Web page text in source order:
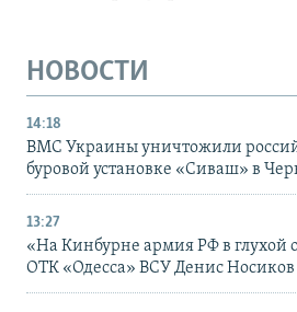
НОВОСТИ
14:18
ВМС Украины уничтожили
буровой установке «Сиваш» в
13:27
«На Кинбурне армия РФ в глухой
ОТК «Одесса» ВСУ Денис Носиков